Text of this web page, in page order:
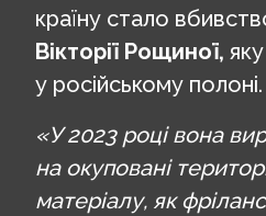
країну стало
Вікторії Рощиної,
у російському полоні.
«У 2023 році вона
на окуповані
матеріалу, як